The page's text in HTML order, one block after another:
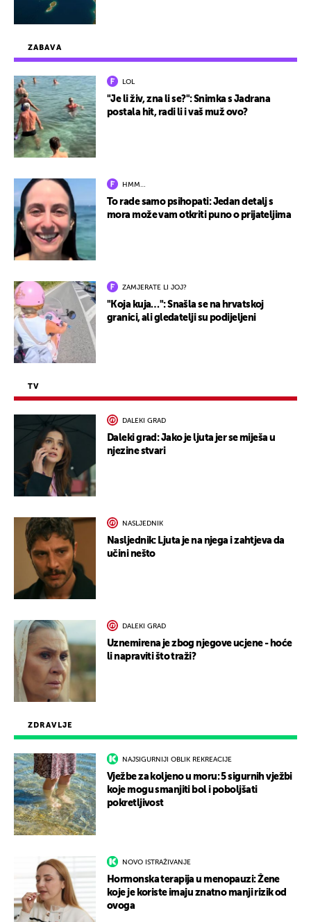
ZDRAVLJE
NAJSIGURNIJI OBLIK REKREACIJE
Vježbe za koljeno u moru: 5 sigurnih vježbi
koje mogu smanjiti bol i poboljšati
pokretljivost
NOVO ISTRAŽIVANJE
Hormonska terapija u menopauzi: Žene
koje je koriste imaju znatno manji rizik od
ovoga
ZABAVA
LOL
"Je li živ, zna li se?": Snimka s Jadrana
postala hit, radi li i vaš muž ovo?
HMM…
To rade samo psihopati: Jedan detalj s
mora može vam otkriti puno o prijateljima
ZAMJERATE LI JOJ?
"Koja kuja…": Snašla se na hrvatskoj
granici, ali gledatelji su podijeljeni
TV
DALEKI GRAD
Daleki grad: Jako je ljuta jer se miješa u
njezine stvari
NASLJEDNIK
Nasljednik: Ljuta je na njega i zahtjeva da
učini nešto
DALEKI GRAD
Uznemirena je zbog njegove ucjene - hoće
li napraviti što traži?